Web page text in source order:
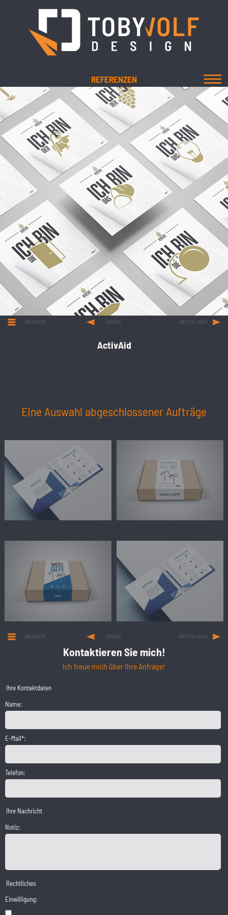
REFERENZEN
ÜBERSICHT ZURÜCK WEITERLESEN
ActivAid
Eine Auswahl abgeschlossener Aufträge
ÜBERSICHT ZURÜCK WEITERLESEN
Kontaktieren Sie mich!
Ich freue mich über Ihre Anfrage!
Ihre Kontaktdaten
Name:
E-Mail*:
Telefon:
Ihre Nachricht
Notiz:
Rechtliches
Einwilligung: